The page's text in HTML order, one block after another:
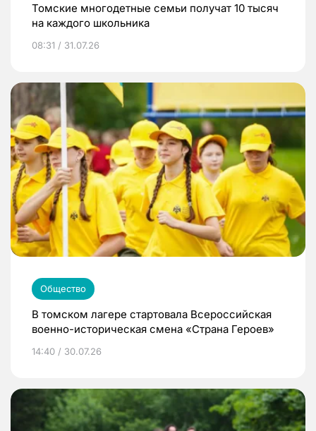
Томские многодетные семьи получат 10 тысяч
на каждого школьника
08:31 / 31.07.26
Общество
В томском лагере стартовала Всероссийская
военно-историческая смена «Страна Героев»
14:40 / 30.07.26